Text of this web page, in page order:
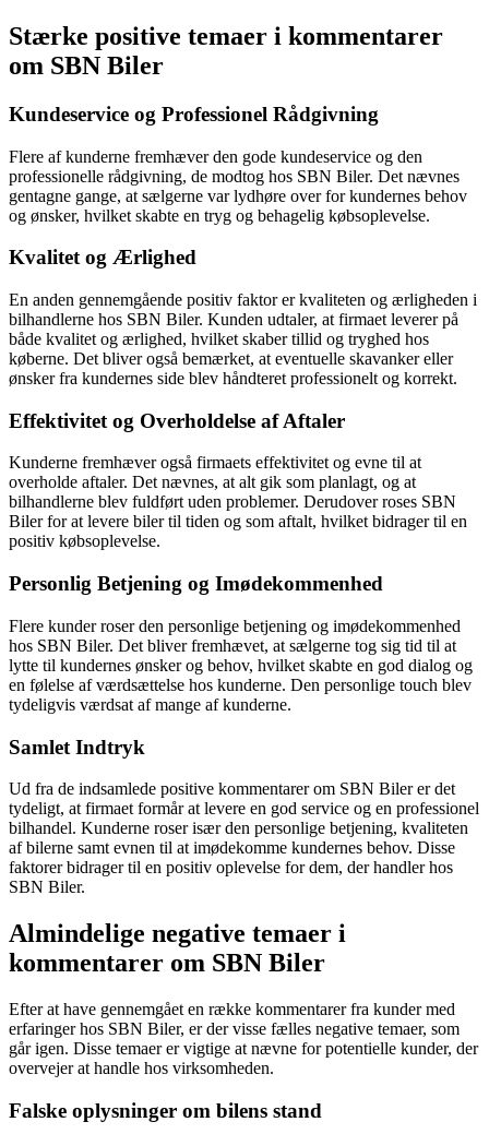
Stærke positive temaer i kommentarer
om SBN Biler
Kundeservice og Professionel Rådgivning
Flere af kunderne fremhæver den gode kundeservice og den
professionelle rådgivning, de modtog hos SBN Biler. Det nævnes
gentagne gange, at sælgerne var lydhøre over for kundernes behov
og ønsker, hvilket skabte en tryg og behagelig købsoplevelse.
Kvalitet og Ærlighed
En anden gennemgående positiv faktor er kvaliteten og ærligheden i
bilhandlerne hos SBN Biler. Kunden udtaler, at firmaet leverer på
både kvalitet og ærlighed, hvilket skaber tillid og tryghed hos
køberne. Det bliver også bemærket, at eventuelle skavanker eller
ønsker fra kundernes side blev håndteret professionelt og korrekt.
Effektivitet og Overholdelse af Aftaler
Kunderne fremhæver også firmaets effektivitet og evne til at
overholde aftaler. Det nævnes, at alt gik som planlagt, og at
bilhandlerne blev fuldført uden problemer. Derudover roses SBN
Biler for at levere biler til tiden og som aftalt, hvilket bidrager til en
positiv købsoplevelse.
Personlig Betjening og Imødekommenhed
Flere kunder roser den personlige betjening og imødekommenhed
hos SBN Biler. Det bliver fremhævet, at sælgerne tog sig tid til at
lytte til kundernes ønsker og behov, hvilket skabte en god dialog og
en følelse af værdsættelse hos kunderne. Den personlige touch blev
tydeligvis værdsat af mange af kunderne.
Samlet Indtryk
Ud fra de indsamlede positive kommentarer om SBN Biler er det
tydeligt, at firmaet formår at levere en god service og en professionel
bilhandel. Kunderne roser især den personlige betjening, kvaliteten
af bilerne samt evnen til at imødekomme kundernes behov. Disse
faktorer bidrager til en positiv oplevelse for dem, der handler hos
SBN Biler.
Almindelige negative temaer i
kommentarer om SBN Biler
Efter at have gennemgået en række kommentarer fra kunder med
erfaringer hos SBN Biler, er der visse fælles negative temaer, som
går igen. Disse temaer er vigtige at nævne for potentielle kunder, der
overvejer at handle hos virksomheden.
Falske oplysninger om bilens stand